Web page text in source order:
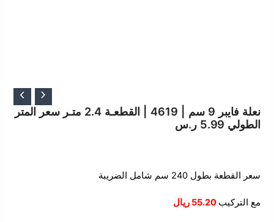
نعلة فايبر 9 سم | 4619 | القطعـة 2.4 متـر سعر المتر
الطولي 5.99 ر.س
سعر القطعة بطول 240 سم شامل الضريبة
مع التركيب 55.20 ريال
الأصلي
هو:
الحالي